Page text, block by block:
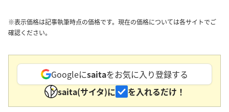
※表示価格は記事執筆時点の価格です。現在の価格については各サイトでご
確認ください。
Googleにsaitaをお気に入り登録する
saita(サイタ)に
を入れるだけ！